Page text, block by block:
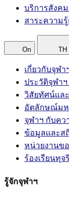
บริการสังคม
สาระความ
On TH
เกี่ยวกับจุฬา
ประวัติจุฬาฯ
วิสัยทัศน์แล
อัตลักษณ์มห
จุฬาฯ กับคว
ข้อมูลและส
หน่วยงานข
ร้องเรียนทุ
รู้จักจุฬาฯ